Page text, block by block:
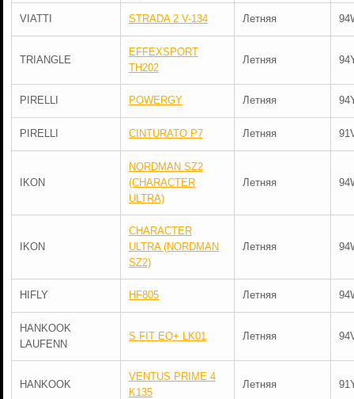
VIATTI STRADA 2 V-134 Летняя
TRIANGLE
EFFEXSPORT
TH202
Летняя
PIRELLI POWERGY Летняя
PIRELLI CINTURATO P7 Летняя
IKON
NORDMAN SZ2
(CHARACTER
ULTRA)
Летняя
IKON
CHARACTER
ULTRA (NORDMAN
SZ2)
Летняя
HIFLY HF805 Летняя
HANKOOK
LAUFENN
S FIT EQ+ LK01 Летняя
HANKOOK
VENTUS PRIME 4
K135
Летняя